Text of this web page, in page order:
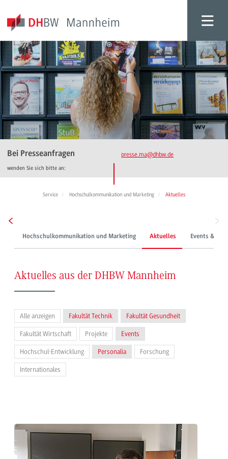
Bei Presseanfragen
wenden Sie sich bitte an:
presse.ma@dhbw.de
Service Hochschulkommunikation und Marketing Aktuelles
Hochschulkommunikation und Marketing Aktuelles Events &
Aktuelles aus der DHBW Mannheim
Alle anzeigen Fakultät Technik Fakultät Gesundheit
Fakultät Wirtschaft Projekte Events
Hochschul-Entwicklung Personalia Forschung
Internationales